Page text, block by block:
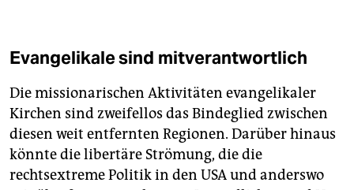
Evangelikale sind mitverantwortlich
Die missionarischen Aktivitäten evangelikaler
Kirchen sind zweifellos das Bindeglied zwischen
diesen weit entfernten Regionen. Darüber hinaus
könnte die libertäre Strömung, die die
rechtsextreme Politik in den USA und anderswo